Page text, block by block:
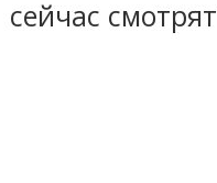
сейчас смотрят